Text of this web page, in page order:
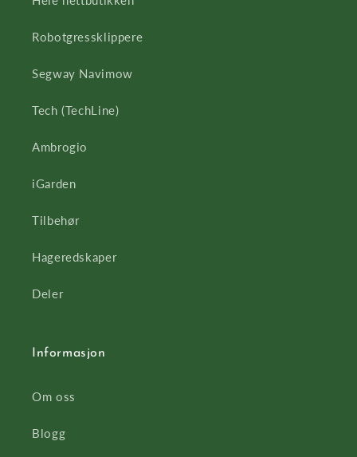
Robotgressklippere
Segway Navimow
Tech (TechLine)
Ambrogio
iGarden
Tilbehør
Hageredskaper
Deler
Informasjon
Om oss
Blogg